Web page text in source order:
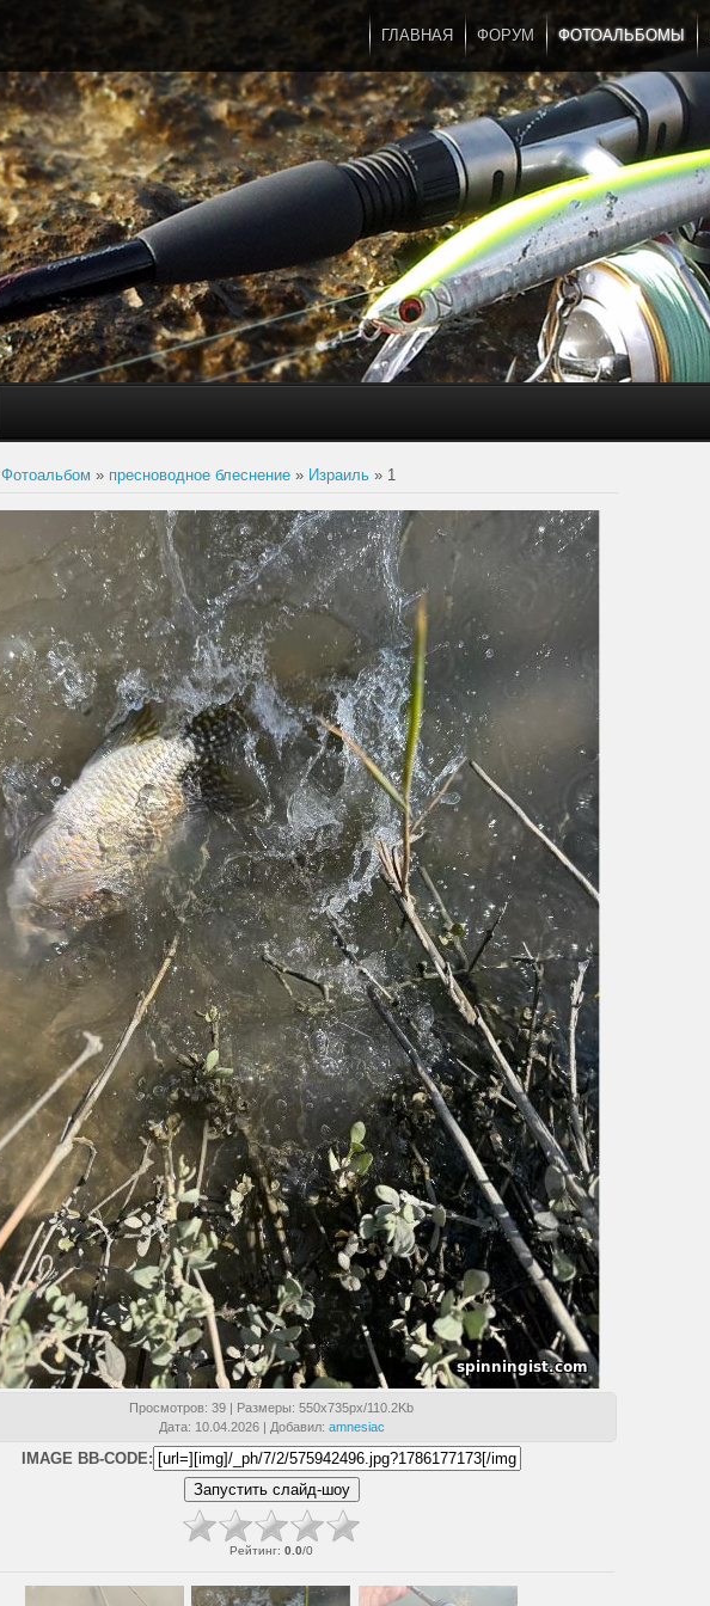
ГЛАВНАЯ ФОРУМ ФОТОАЛЬБОМЫ
Фотоальбом » пресноводное блеснение » Израиль » 1
Просмотров: 39 | Размеры: 550x735px/110.2Kb
Дата: 10.04.2026 | Добавил: amnesiac
IMAGE BB-CODE:
Рейтинг: 0.0/0